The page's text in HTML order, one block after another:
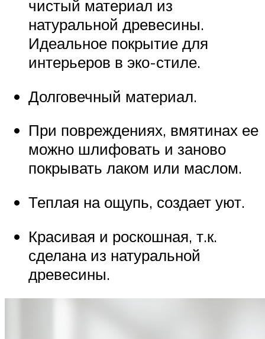
чистый материал из
натуральной древесины.
Идеальное покрытие для
интерьеров в эко-стиле.
Долговечный материал.
При повреждениях, вмятинах ее
можно шлифовать и заново
покрывать лаком или маслом.
Теплая на ощупь, создает уют.
Красивая и роскошная, т.к.
сделана из натуральной
древесины.